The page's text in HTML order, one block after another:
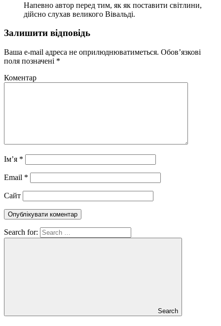
Напевно автор перед тим, як як поставити світлини,
дійсно слухав великого Вівальді.
Залишити відповідь
Ваша e-mail адреса не оприлюднюватиметься. Обов’язкові
поля позначені *
Коментар
Ім’я *
Email *
Сайт
Search for:
Search